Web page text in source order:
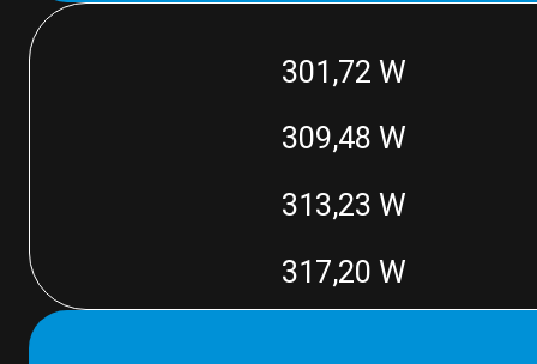
301,72 W
309,48 W
313,23 W
317,20 W